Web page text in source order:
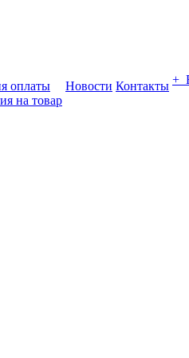
оплаты
на товар
Новости Контакты +